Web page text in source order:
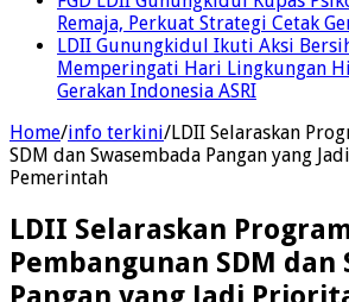
Remaja, Perkuat Strategi Cetak
LDII Gunungkidul Ikuti Aksi
Memperingati Hari Lingkungan
Gerakan Indonesia ASRI
Home/info terkini/LDII Selaraskan
SDM dan Swasembada Pangan yang
Pemerintah
LDII Selaraskan
Pembangunan SDM dan